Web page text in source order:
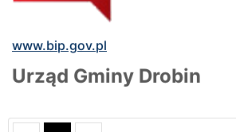
www.bip.gov.pl
Urząd Gminy Drobin